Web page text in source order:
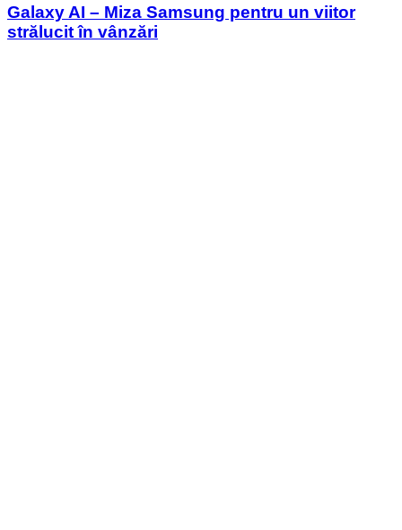
Galaxy AI – Miza Samsung pentru un viitor
strălucit în vânzări